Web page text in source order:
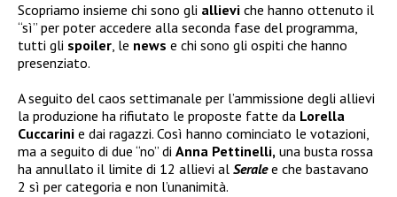
Scopriamo insieme chi sono gli allievi che hanno ottenuto il
“sì” per poter accedere alla seconda fase del programma,
tutti gli spoiler, le news e chi sono gli ospiti che hanno
presenziato.
A seguito del caos settimanale per l’ammissione degli allievi
la produzione ha rifiutato le proposte fatte da Lorella
Cuccarini e dai ragazzi. Così hanno cominciato le votazioni,
ma a seguito di due “no” di Anna Pettinelli, una busta rossa
ha annullato il limite di 12 allievi al Seralee che bastavano
2 sì per categoria e non l’unanimità.